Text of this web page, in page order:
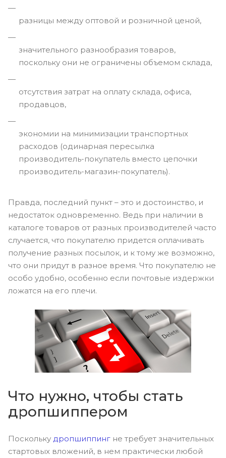
разницы между оптовой и розничной ценой,
значительного разнообразия товаров,
поскольку они не ограничены объемом склада,
отсутствия затрат на оплату склада, офиса,
продавцов,
экономии на минимизации транспортных
расходов (одинарная пересылка
производитель-покупатель вместо цепочки
производитель-магазин-покупатель).
Правда, последний пункт – это и достоинство, и
недостаток одновременно. Ведь при наличии в
каталоге товаров от разных производителей часто
случается, что покупателю придется оплачивать
получение разных посылок, и к тому же возможно,
что они придут в разное время. Что покупателю не
особо удобно, особенно если почтовые издержки
ложатся на его плечи.
Что нужно, чтобы стать
дропшиппером
Поскольку дропшиппинг не требует значительных
стартовых вложений, в нем практически любой